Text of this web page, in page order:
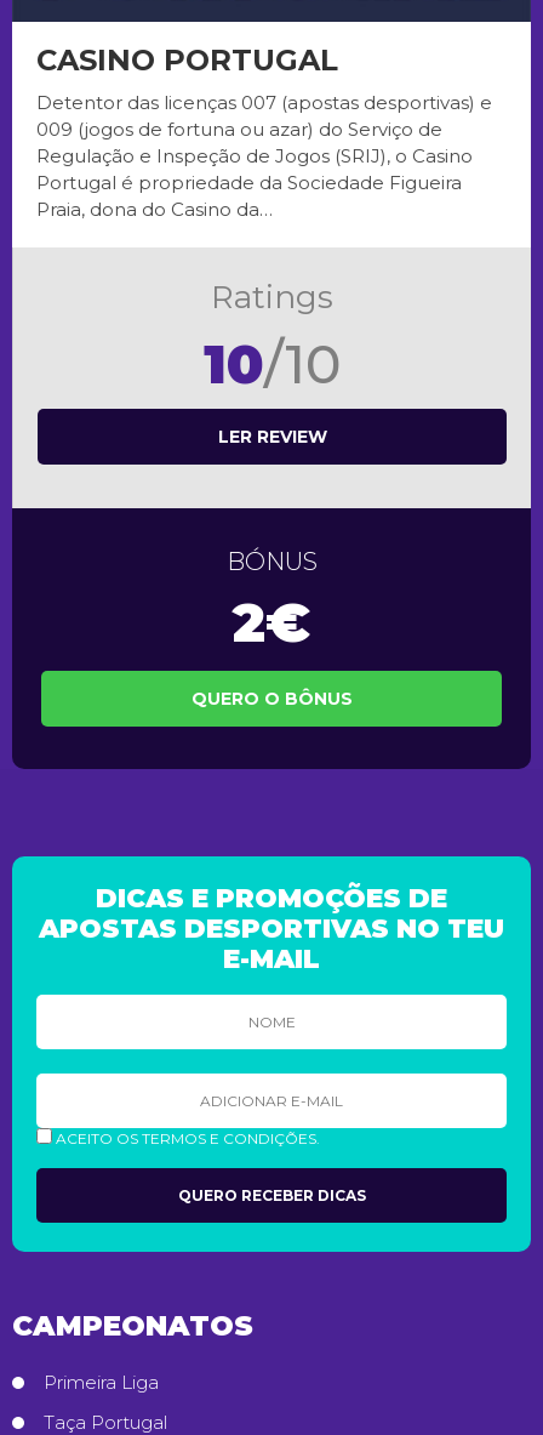
CASINO PORTUGAL
Detentor das licenças 007 (apostas desportivas) e
009 (jogos de fortuna ou azar) do Serviço de
Regulação e Inspeção de Jogos (SRIJ), o Casino
Portugal é propriedade da Sociedade Figueira
Praia, dona do Casino da…
Ratings
10/10
LER REVIEW
BÓNUS
2€
QUERO O BÔNUS
DICAS E PROMOÇÕES DE
APOSTAS DESPORTIVAS NO TEU
E-MAIL
ACEITO OS TERMOS E CONDIÇÕES.
CAMPEONATOS
Primeira Liga
Taça Portugal